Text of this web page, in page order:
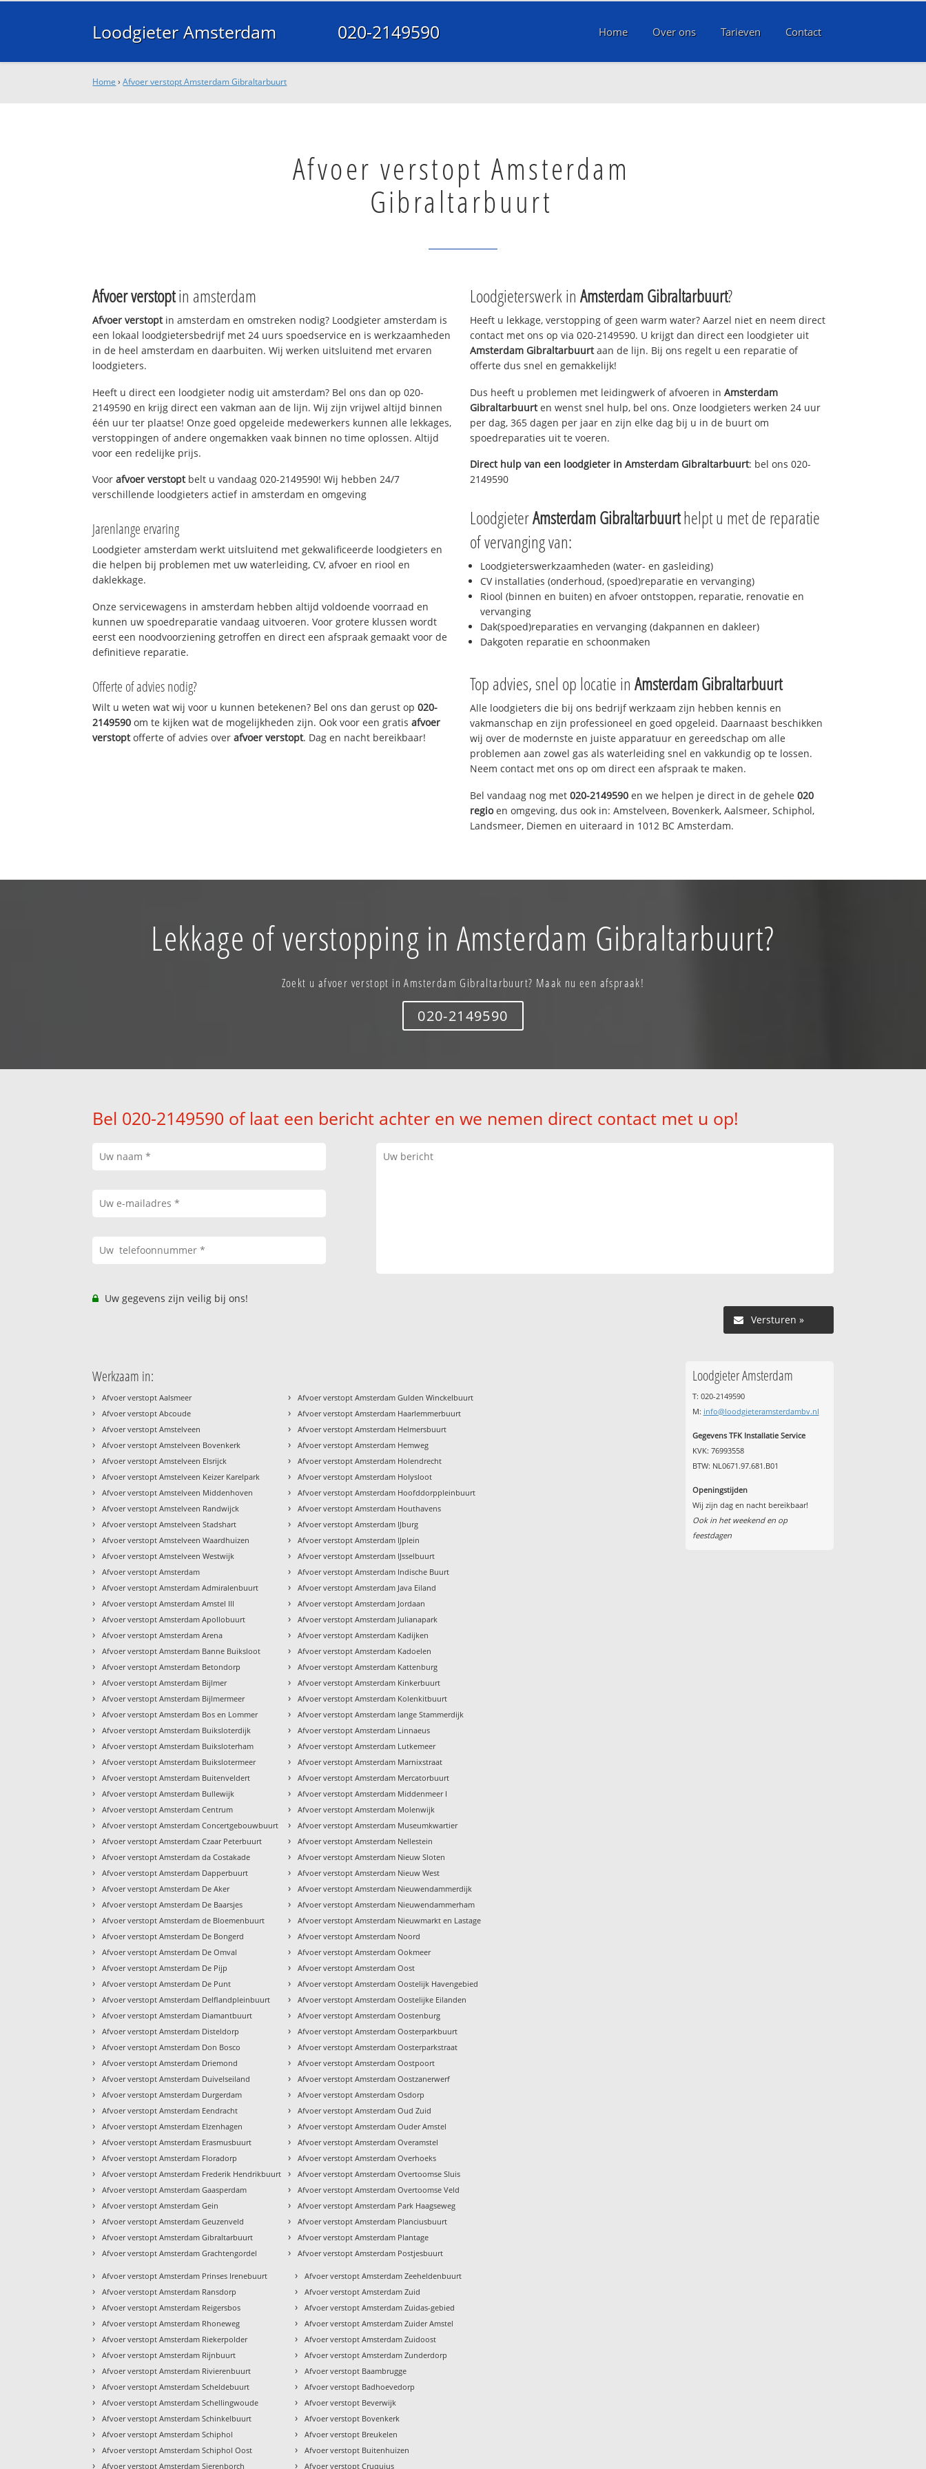
Loodgieter Amsterdam 020-2149590 Home Over ons Tarieven Contact
Home ›Afvoer verstopt Amsterdam Gibraltarbuurt
Afvoer verstopt Amsterdam
Gibraltarbuurt
Afvoer verstoptin amsterdam
Afvoer verstoptin amsterdam en omstreken nodig? Loodgieter amsterdam is
een lokaal loodgietersbedrijf met 24 uurs spoedservice en is werkzaamheden
in de heel amsterdam en daarbuiten. Wij werken uitsluitend met ervaren
loodgieters.
Heeft u direct een loodgieter nodig uit amsterdam? Bel ons dan op 020-
2149590 en krijg direct een vakman aan de lijn. Wij zijn vrijwel altijd binnen
één uur ter plaatse! Onze goed opgeleide medewerkers kunnen alle lekkages,
verstoppingen of andere ongemakken vaak binnen no time oplossen. Altijd
voor een redelijke prijs.
Voorafvoer verstoptbelt u vandaag 020-2149590! Wij hebben 24/7
verschillende loodgieters actief in amsterdam en omgeving
Jarenlange ervaring
Loodgieter amsterdam werkt uitsluitend met gekwalificeerde loodgieters en
die helpen bij problemen met uw waterleiding, CV, afvoer en riool en
daklekkage.
Onze servicewagens in amsterdam hebben altijd voldoende voorraad en
kunnen uw spoedreparatie vandaag uitvoeren. Voor grotere klussen wordt
eerst een noodvoorziening getroffen en direct een afspraak gemaakt voor de
definitieve reparatie.
Offerte of advies nodig?
Wilt u weten wat wij voor u kunnen betekenen? Bel ons dan gerust op020-
2149590 om te kijken wat de mogelijkheden zijn. Ook voor een gratisafvoer
verstoptofferte of advies overafvoer verstopt. Dag en nacht bereikbaar!
Loodgieterswerk in Amsterdam Gibraltarbuurt?
Heeft u lekkage, verstopping of geen warm water? Aarzel niet en neem direct
contact met ons op via 020-2149590. U krijgt dan direct een loodgieter uit
Amsterdam Gibraltarbuurtaan de lijn. Bij ons regelt u een reparatie of
offerte dus snel en gemakkelijk!
Dus heeft u problemen met leidingwerk of afvoeren in Amsterdam
Gibraltarbuurten wenst snel hulp, bel ons. Onze loodgieters werken 24 uur
per dag, 365 dagen per jaar en zijn elke dag bij u in de buurt om
spoedreparaties uit te voeren.
Direct hulp van een loodgieter in Amsterdam Gibraltarbuurt: bel ons 020-
2149590
LoodgieterAmsterdam Gibraltarbuurthelpt u met de reparatie
of vervanging van:
Loodgieterswerkzaamheden (water- en gasleiding)
CV installaties (onderhoud, (spoed)reparatie en vervanging)
Riool (binnen en buiten) en afvoer ontstoppen, reparatie, renovatie en
vervanging
Dak(spoed)reparaties en vervanging (dakpannen en dakleer)
Dakgoten reparatie en schoonmaken
Top advies, snel op locatie in Amsterdam Gibraltarbuurt
Alle loodgieters die bij ons bedrijf werkzaam zijn hebben kennis en
vakmanschap en zijn professioneel en goed opgeleid. Daarnaast beschikken
wij over de modernste en juiste apparatuur en gereedschap om alle
problemen aan zowel gas als waterleiding snel en vakkundig op te lossen.
Neem contact met ons op om direct een afspraak te maken.
Bel vandaag nog met 020-2149590 en we helpen je direct in de gehele 020
regioen omgeving, dus ook in: Amstelveen, Bovenkerk, Aalsmeer, Schiphol,
Landsmeer, Diemen en uiteraard in 1012 BC Amsterdam.
Lekkage of verstopping in Amsterdam Gibraltarbuurt?
Zoekt u afvoer verstopt in Amsterdam Gibraltarbuurt? Maak nu een afspraak!
020-2149590
Bel 020-2149590 of laat een bericht achter en we nemen direct contact met u op!
Uw gegevens zijn veilig bij ons!
Versturen »
Werkzaam in:
› Afvoer verstopt Aalsmeer
› Afvoer verstopt Abcoude
› Afvoer verstopt Amstelveen
› Afvoer verstopt Amstelveen Bovenkerk
› Afvoer verstopt Amstelveen Elsrijck
› Afvoer verstopt Amstelveen Keizer Karelpark
› Afvoer verstopt Amstelveen Middenhoven
› Afvoer verstopt Amstelveen Randwijck
› Afvoer verstopt Amstelveen Stadshart
› Afvoer verstopt Amstelveen Waardhuizen
› Afvoer verstopt Amstelveen Westwijk
› Afvoer verstopt Amsterdam
› Afvoer verstopt Amsterdam Admiralenbuurt
› Afvoer verstopt Amsterdam Amstel III
› Afvoer verstopt Amsterdam Apollobuurt
› Afvoer verstopt Amsterdam Arena
› Afvoer verstopt Amsterdam Banne Buiksloot
› Afvoer verstopt Amsterdam Betondorp
› Afvoer verstopt Amsterdam Bijlmer
› Afvoer verstopt Amsterdam Bijlmermeer
› Afvoer verstopt Amsterdam Bos en Lommer
› Afvoer verstopt Amsterdam Buiksloterdijk
› Afvoer verstopt Amsterdam Buiksloterham
› Afvoer verstopt Amsterdam Buikslotermeer
› Afvoer verstopt Amsterdam Buitenveldert
› Afvoer verstopt Amsterdam Bullewijk
› Afvoer verstopt Amsterdam Centrum
› Afvoer verstopt Amsterdam Concertgebouwbuurt
› Afvoer verstopt Amsterdam Czaar Peterbuurt
› Afvoer verstopt Amsterdam da Costakade
› Afvoer verstopt Amsterdam Dapperbuurt
› Afvoer verstopt Amsterdam De Aker
› Afvoer verstopt Amsterdam De Baarsjes
› Afvoer verstopt Amsterdam de Bloemenbuurt
› Afvoer verstopt Amsterdam De Bongerd
› Afvoer verstopt Amsterdam De Omval
› Afvoer verstopt Amsterdam De Pijp
› Afvoer verstopt Amsterdam De Punt
› Afvoer verstopt Amsterdam Delflandpleinbuurt
› Afvoer verstopt Amsterdam Diamantbuurt
› Afvoer verstopt Amsterdam Disteldorp
› Afvoer verstopt Amsterdam Don Bosco
› Afvoer verstopt Amsterdam Driemond
› Afvoer verstopt Amsterdam Duivelseiland
› Afvoer verstopt Amsterdam Durgerdam
› Afvoer verstopt Amsterdam Eendracht
› Afvoer verstopt Amsterdam Elzenhagen
› Afvoer verstopt Amsterdam Erasmusbuurt
› Afvoer verstopt Amsterdam Floradorp
› Afvoer verstopt Amsterdam Frederik Hendrikbuurt
› Afvoer verstopt Amsterdam Gaasperdam
› Afvoer verstopt Amsterdam Gein
› Afvoer verstopt Amsterdam Geuzenveld
› Afvoer verstopt Amsterdam Gibraltarbuurt
› Afvoer verstopt Amsterdam Grachtengordel
› Afvoer verstopt Amsterdam Gulden Winckelbuurt
› Afvoer verstopt Amsterdam Haarlemmerbuurt
› Afvoer verstopt Amsterdam Helmersbuurt
› Afvoer verstopt Amsterdam Hemweg
› Afvoer verstopt Amsterdam Holendrecht
› Afvoer verstopt Amsterdam Holysloot
› Afvoer verstopt Amsterdam Hoofddorppleinbuurt
› Afvoer verstopt Amsterdam Houthavens
› Afvoer verstopt Amsterdam IJburg
› Afvoer verstopt Amsterdam IJplein
› Afvoer verstopt Amsterdam IJsselbuurt
› Afvoer verstopt Amsterdam Indische Buurt
› Afvoer verstopt Amsterdam Java Eiland
› Afvoer verstopt Amsterdam Jordaan
› Afvoer verstopt Amsterdam Julianapark
› Afvoer verstopt Amsterdam Kadijken
› Afvoer verstopt Amsterdam Kadoelen
› Afvoer verstopt Amsterdam Kattenburg
› Afvoer verstopt Amsterdam Kinkerbuurt
› Afvoer verstopt Amsterdam Kolenkitbuurt
› Afvoer verstopt Amsterdam lange Stammerdijk
› Afvoer verstopt Amsterdam Linnaeus
› Afvoer verstopt Amsterdam Lutkemeer
› Afvoer verstopt Amsterdam Marnixstraat
› Afvoer verstopt Amsterdam Mercatorbuurt
› Afvoer verstopt Amsterdam Middenmeer I
› Afvoer verstopt Amsterdam Molenwijk
› Afvoer verstopt Amsterdam Museumkwartier
› Afvoer verstopt Amsterdam Nellestein
› Afvoer verstopt Amsterdam Nieuw Sloten
› Afvoer verstopt Amsterdam Nieuw West
› Afvoer verstopt Amsterdam Nieuwendammerdijk
› Afvoer verstopt Amsterdam Nieuwendammerham
› Afvoer verstopt Amsterdam Nieuwmarkt en Lastage
› Afvoer verstopt Amsterdam Noord
› Afvoer verstopt Amsterdam Ookmeer
› Afvoer verstopt Amsterdam Oost
› Afvoer verstopt Amsterdam Oostelijk Havengebied
› Afvoer verstopt Amsterdam Oostelijke Eilanden
› Afvoer verstopt Amsterdam Oostenburg
› Afvoer verstopt Amsterdam Oosterparkbuurt
› Afvoer verstopt Amsterdam Oosterparkstraat
› Afvoer verstopt Amsterdam Oostpoort
› Afvoer verstopt Amsterdam Oostzanerwerf
› Afvoer verstopt Amsterdam Osdorp
› Afvoer verstopt Amsterdam Oud Zuid
› Afvoer verstopt Amsterdam Ouder Amstel
› Afvoer verstopt Amsterdam Overamstel
› Afvoer verstopt Amsterdam Overhoeks
› Afvoer verstopt Amsterdam Overtoomse Sluis
› Afvoer verstopt Amsterdam Overtoomse Veld
› Afvoer verstopt Amsterdam Park Haagseweg
› Afvoer verstopt Amsterdam Planciusbuurt
› Afvoer verstopt Amsterdam Plantage
› Afvoer verstopt Amsterdam Postjesbuurt
› Afvoer verstopt Amsterdam Prinses Irenebuurt
› Afvoer verstopt Amsterdam Ransdorp
› Afvoer verstopt Amsterdam Reigersbos
› Afvoer verstopt Amsterdam Rhoneweg
› Afvoer verstopt Amsterdam Riekerpolder
› Afvoer verstopt Amsterdam Rijnbuurt
› Afvoer verstopt Amsterdam Rivierenbuurt
› Afvoer verstopt Amsterdam Scheldebuurt
› Afvoer verstopt Amsterdam Schellingwoude
› Afvoer verstopt Amsterdam Schinkelbuurt
› Afvoer verstopt Amsterdam Schiphol
› Afvoer verstopt Amsterdam Schiphol Oost
› Afvoer verstopt Amsterdam Sierenborch
› Afvoer verstopt Amsterdam Zeeheldenbuurt
› Afvoer verstopt Amsterdam Zuid
› Afvoer verstopt Amsterdam Zuidas-gebied
› Afvoer verstopt Amsterdam Zuider Amstel
› Afvoer verstopt Amsterdam Zuidoost
› Afvoer verstopt Amsterdam Zunderdorp
› Afvoer verstopt Baambrugge
› Afvoer verstopt Badhoevedorp
› Afvoer verstopt Beverwijk
› Afvoer verstopt Bovenkerk
› Afvoer verstopt Breukelen
› Afvoer verstopt Buitenhuizen
› Afvoer verstopt Cruquius
Loodgieter Amsterdam
T: 020-2149590
M: info@loodgieteramsterdambv.nl
Gegevens TFK Installatie Service
KVK: 76993558
BTW: NL0671.97.681.B01
Openingstijden
Wij zijn dag en nacht bereikbaar!
Ook in het weekend en op
feestdagen